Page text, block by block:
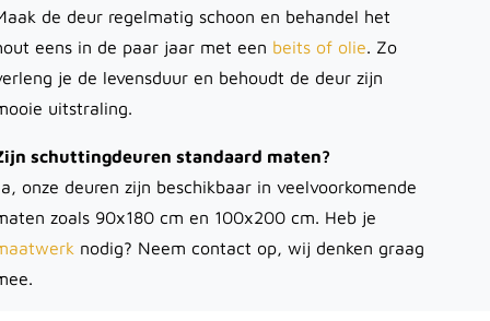
de deur regelmatig schoon en behandel het
eens in de paar jaar met een beits of olie. Zo
je de levensduur en behoudt de deur zijn
uitstraling.
schuttingdeuren standaard maten?
onze deuren zijn beschikbaar in veelvoorkomende
zoals 90x180 cm en 100x200 cm. Heb je
nodig? Neem contact op, wij denken graag